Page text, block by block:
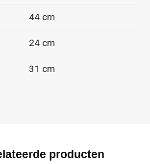
44 cm
24 cm
31 cm
producten